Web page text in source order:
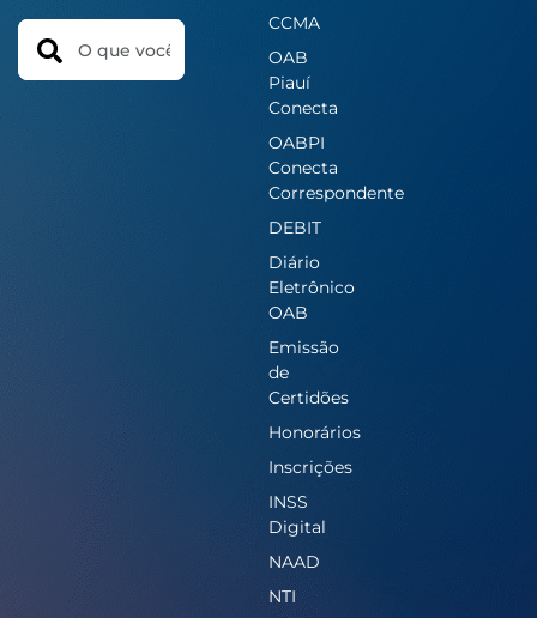
Search
CCMA
OAB
Piauí
Conecta
OABPI
Conecta
Correspondente
DEBIT
Diário
Eletrônico
OAB
Emissão
de
Certidões
Honorários
Inscrições
INSS
Digital
NAAD
NTI